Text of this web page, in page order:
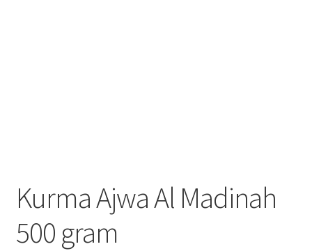
Kurma Ajwa Al Madinah
500 gram